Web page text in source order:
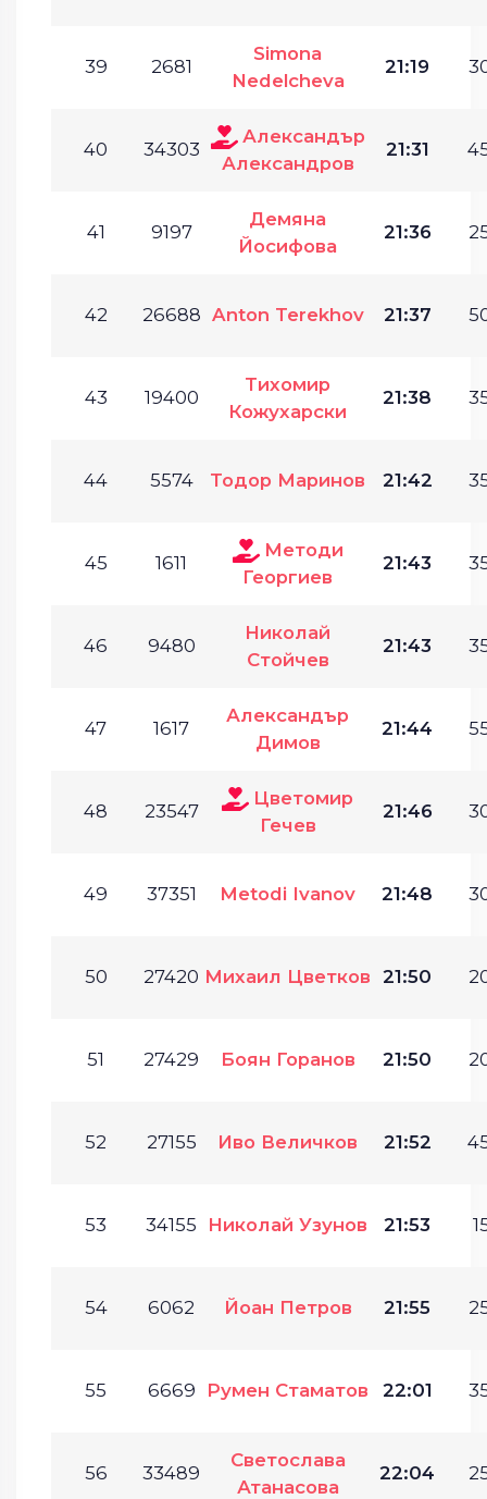
39 2681
Simona
Nedelcheva
21:19
40 34303
Александър
Александров
21:31
41 9197
Демяна
Йосифова
21:36
42 26688 Anton Terekhov 21:37
43 19400
Тихомир
Кожухарски
21:38
44 5574 Тодор Маринов 21:42
45 1611
Методи
Георгиев
21:43
46 9480
Николай
Стойчев
21:43
47 1617
Александър
Димов
21:44
48 23547
Цветомир
Гечев
21:46
49 37351 Metodi Ivanov 21:48
50 27420 Михаил Цветков 21:50
51 27429 Боян Горанов 21:50
52 27155 Иво Величков 21:52
53 34155 Николай Узунов 21:53
54 6062 Йоан Петров 21:55
55 6669 Румен Стаматов 22:01
56 33489
Светослава
Атанасова
22:04